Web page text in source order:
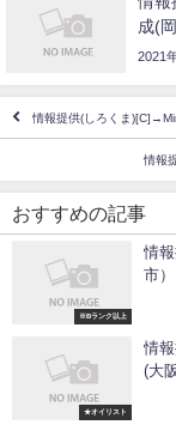
成(
2021
情報提供(しろくま
情報
おすすめの記事
※Bランク以上
情
市）
★オイリスト
情
(大